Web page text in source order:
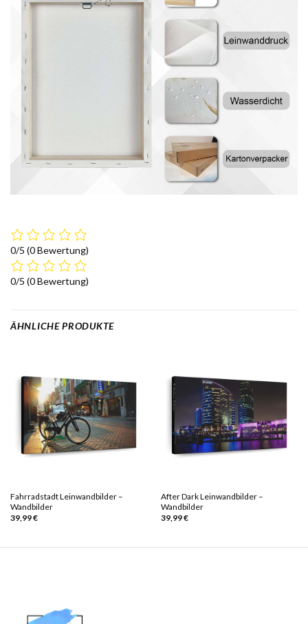
0/5 (0 Bewertung)
0/5 (0 Bewertung)
ÄHNLICHE PRODUKTE
Fahrradstadt Leinwandbilder –
Wandbilder
39,99€
After Dark Leinwandbilder –
Wandbilder
39,99€